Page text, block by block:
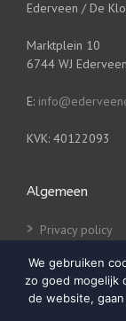
Ederveen / De
Marktplein 10
6744 WJ Ederveen
E:
KVK: 40122093
Algemeen
Privacy policy
Disclaimer
We gebruiken
zo goed mogelijk
de website,